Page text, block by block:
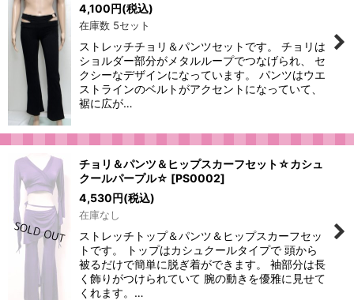
4,100円(税込)
在庫数 5セット
ストレッチチョリ＆パンツセットです。 チョリは
ショルダー部分がメタルループでつなげられ、 セ
クシーなデザインになっています。 パンツはウエ
ストラインのベルトがアクセントになっていて、
裾に広が…
チョリ＆パンツ＆ヒップスカーフセット☆カシュ
クールパープル☆ [PS0002]
4,530円(税込)
在庫なし
ストレッチトップ＆パンツ＆ヒップスカーフセッ
トです。 トップはカシュクールタイプで 頭から
被るだけで簡単に脱ぎ着ができます。 袖部分は長
く飾りがつけられていて 腕の動きを優雅に見せて
くれます。…